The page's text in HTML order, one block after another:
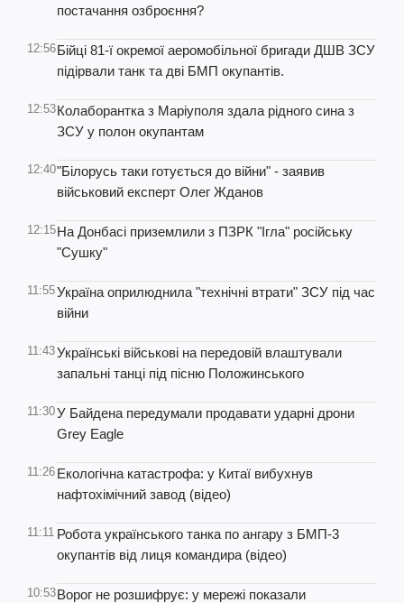
постачання озброєння?
12:56Бійці 81-ї окремої аеромобільної бригади ДШВ ЗСУ
підірвали танк та дві БМП окупантів.
12:53Колаборантка з Маріуполя здала рідного сина з
ЗСУ у полон окупантам
12:40"Білорусь таки готується до війни" - заявив
військовий експерт Олег Жданов
12:15На Донбасі приземлили з ПЗРК "Ігла" російську
"Сушку"
11:55Україна оприлюднила "технічні втрати" ЗСУ під час
війни
11:43Українські військові на передовій влаштували
запальні танці під пісню Положинського
11:30У Байдена передумали продавати ударні дрони
Grey Eagle
11:26 Екологічна катастрофа: у Китаї вибухнув
нафтохімічний завод (відео)
11:11 Робота українського танка по ангару з БМП-3
окупантів від лиця командира (відео)
10:53Ворог не розшифрує: у мережі показали